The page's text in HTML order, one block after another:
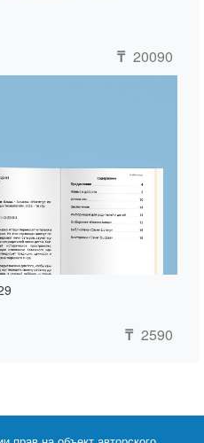
₸ 20090
₸ 2590